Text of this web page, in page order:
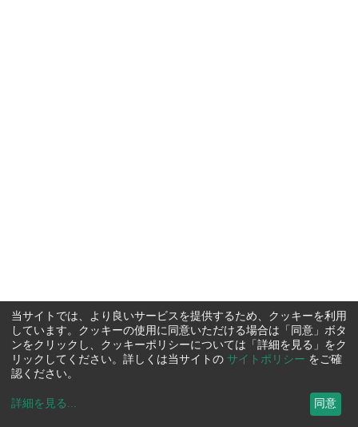
当サイトでは、より良いサービスを提供するため、クッキーを利用
しています。クッキーの使用に同意いただける場合は「同意」ボタ
ンをクリックし、クッキーポリシーについては「詳細を見る」をク
リックしてください。詳しくは当サイトの サイトポリシー をご確
認ください。
詳細を見る ... 同意